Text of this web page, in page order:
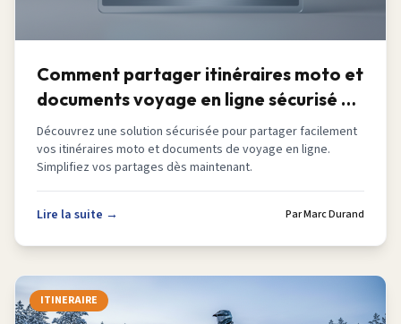
Comment partager itinéraires moto et
documents voyage en ligne sécurisé en
2026
Découvrez une solution sécurisée pour partager facilement
vos itinéraires moto et documents de voyage en ligne.
Simplifiez vos partages dès maintenant.
Lire la suite → ParMarc Durand
ITINERAIRE